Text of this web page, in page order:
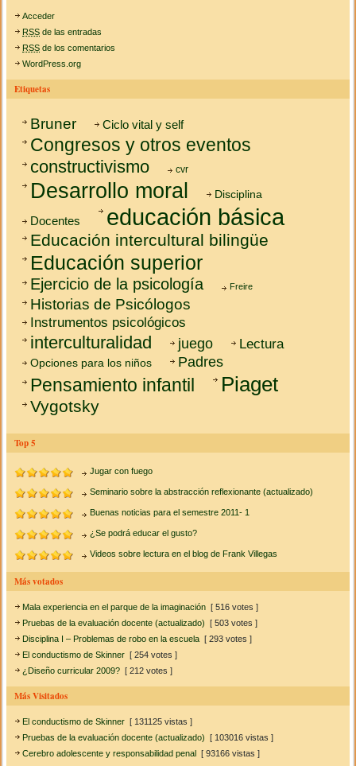
Acceder
RSS de las entradas
RSS de los comentarios
WordPress.org
Etiquetas
Bruner Ciclo vital y self
Congresos y otros eventos
constructivismo cvr
Desarrollo moral Disciplina
Docentes educación básica
Educación intercultural bilingüe
Educación superior
Ejercicio de la psicología Freire
Historias de Psicólogos
Instrumentos psicológicos
interculturalidad juego Lectura
Opciones para los niños Padres
Pensamiento infantil Piaget
Vygotsky
Top 5
Jugar con fuego
Seminario sobre la abstracción reflexionante (actualizado)
Buenas noticias para el semestre 2011- 1
¿Se podrá educar el gusto?
Videos sobre lectura en el blog de Frank Villegas
Más votados
Mala experiencia en el parque de la imaginación [ 516 votes ]
Pruebas de la evaluación docente (actualizado) [ 503 votes ]
Disciplina I – Problemas de robo en la escuela [ 293 votes ]
El conductismo de Skinner [ 254 votes ]
¿Diseño curricular 2009? [ 212 votes ]
Más Visitados
El conductismo de Skinner [ 131125 vistas ]
Pruebas de la evaluación docente (actualizado) [ 103016 vistas ]
Cerebro adolescente y responsabilidad penal [ 93166 vistas ]